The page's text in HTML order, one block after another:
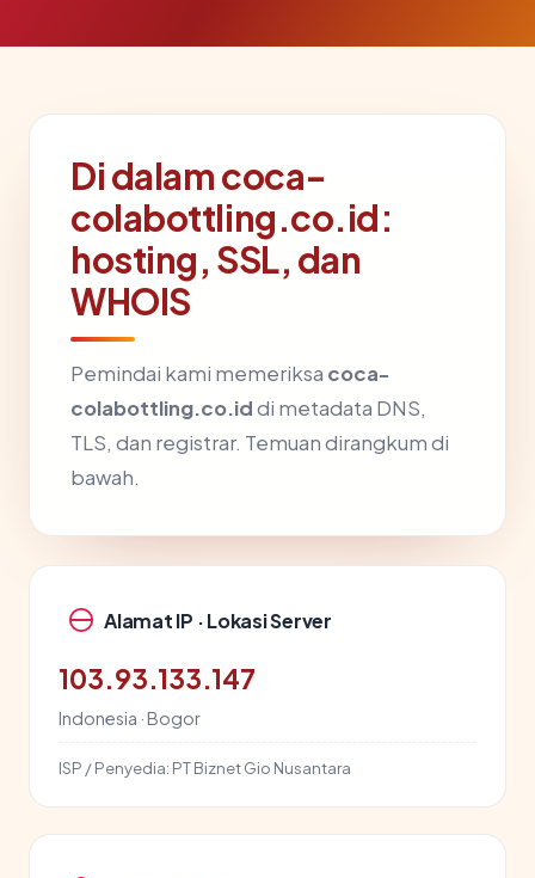
Di dalam coca-
colabottling.co.id:
hosting, SSL, dan
WHOIS
Pemindai kami memeriksa coca-
colabottling.co.iddi metadata DNS,
TLS, dan registrar. Temuan dirangkum di
bawah.
Alamat IP · Lokasi Server
103.93.133.147
Indonesia · Bogor
ISP / Penyedia: PT Biznet Gio Nusantara